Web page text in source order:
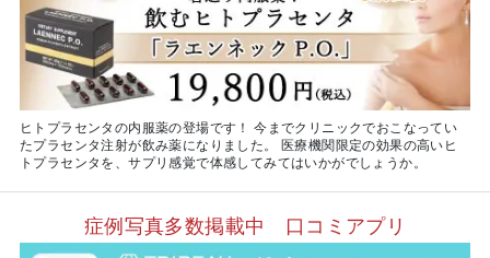
ヒトプラセンタの内服薬の登場です！ 今までクリニックでおこなってい
たプラセンタ注射が飲み薬になりました。 医療機関限定の効果の高いヒ
トプラセンタを、サプリ感覚で体感してみてはいかがでしょうか。
症例写真多数掲載中 口コミアプリ